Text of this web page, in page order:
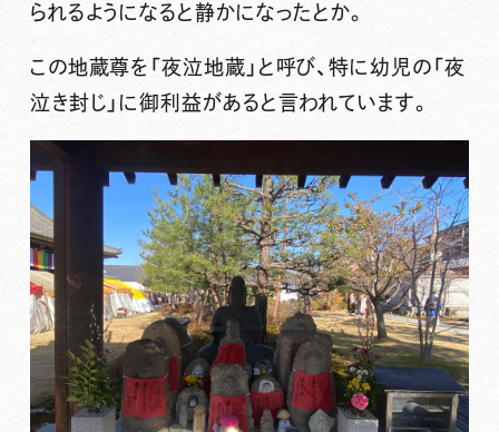
られるようになると静かになったとか。
この地蔵尊を「夜泣地蔵」と呼び、特に幼児の「夜
泣き封じ」に御利益があると言われています。